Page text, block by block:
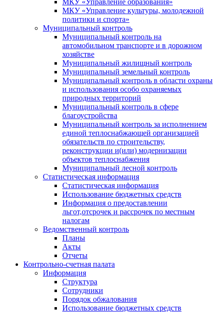
МКУ «Управление образования»
МКУ «Управление культуры, молодежной
политики и спорта»
Муниципальный контроль
Муниципальный контроль на
автомобильном транспорте и в дорожном
хозяйстве
Муниципальный жилищный контроль
Муниципальный земельный контроль
Муниципальный контроль в области охраны
и использования особо охраняемых
природных территорий
Муниципальный контроль в сфере
благоустройства
Муниципальный контроль за исполнением
единой теплоснабжающей организацией
обязательств по строительству,
реконструкции и(или) модернизации
объектов теплоснабжения
Муниципальный лесной контроль
Статистическая информация
Статистическая информация
Использование бюджетных средств
Информация о предоставлении
льгот,отсрочек и рассрочек по местным
налогам
Ведомственный контроль
Планы
Акты
Отчеты
Контрольно-счетная палата
Информация
Структура
Сотрудники
Порядок обжалования
Использование бюджетных средств